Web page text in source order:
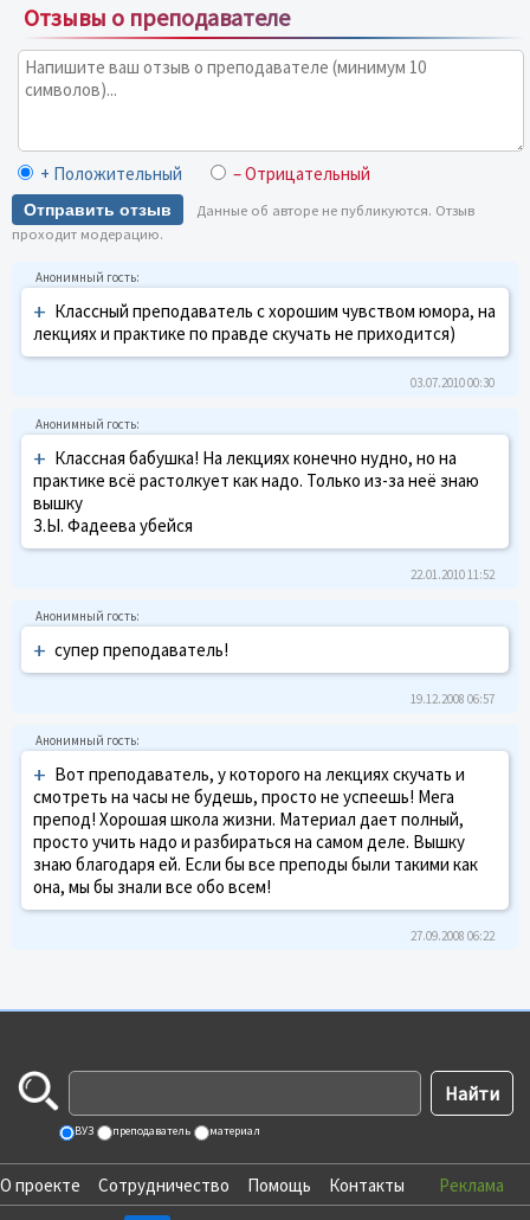
Отзывы о преподавателе
+ Положительный – Отрицательный
Отправить отзыв
Данные об авторе не публикуются. Отзыв
проходит модерацию.
+ Классный преподаватель с хорошим чувством юмора, на
лекциях и практике по правде скучать не приходится)
03.07.2010 00:30
+ Классная бабушка! На лекциях конечно нудно, но на
практике всё растолкует как надо. Только из-за неё знаю
вышку
З.Ы. Фадеева убейся
22.01.2010 11:52
+ супер преподаватель!
19.12.2008 06:57
+ Вот преподаватель, у которого на лекциях скучать и
смотреть на часы не будешь, просто не успеешь! Мега
препод! Хорошая школа жизни. Материал дает полный,
просто учить надо и разбираться на самом деле. Вышку
знаю благодаря ей. Если бы все преподы были такими как
она, мы бы знали все обо всем!
27.09.2008 06:22
ВУЗ преподаватель материал
О проекте Сотрудничество Помощь Контакты Реклама